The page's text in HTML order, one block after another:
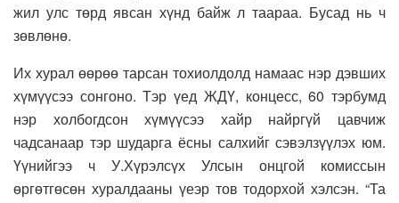
жил улс төрд явсан хүнд байж л таараа. Бусад нь ч
зөвлөнө.
Их хурал өөрөө тарсан тохиолдолд намаас нэр дэвших
хүмүүсээ сонгоно. Тэр үед ЖДҮ, концесс, 60 тэрбумд
нэр холбогдсон хүмүүсээ хайр найргүй цавчиж
чадсанаар тэр шударга ёсны салхийг сэвэлзүүлэх юм.
Үүнийгээ ч У.Хүрэлсүх Улсын онцгой комиссын
өргөтгөсөн хуралдааны үеэр тов тодорхой хэлсэн. “Та